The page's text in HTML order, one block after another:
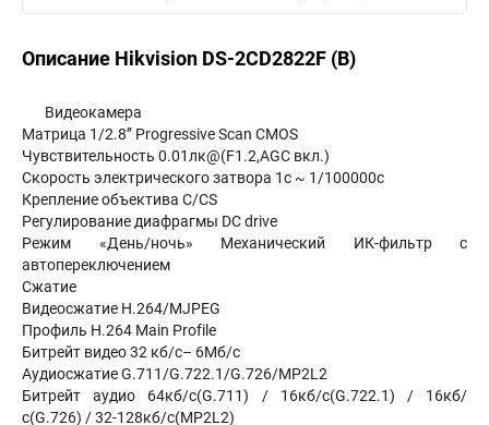
Описание Hikvision DS-2CD2822F (B)
Видеокамера
Матрица 1/2.8’’ Progressive Scan CMOS
Чувствительность 0.01лк@(F1.2,AGC вкл.)
Скорость электрического затвора 1с ~ 1/100000с
Крепление объектива C/CS
Регулирование диафрагмы DC drive
Режим «День/ночь» Механический ИК-фильтр с
автопереключением
Сжатие
Видеосжатие H.264/MJPEG
Профиль H.264 Main Profile
Битрейт видео 32 кб/с– 6Мб/с
Аудиосжатие G.711/G.722.1/G.726/MP2L2
Битрейт аудио 64кб/с(G.711) / 16кб/с(G.722.1) / 16кб/
с(G.726) / 32-128кб/с(MP2L2)